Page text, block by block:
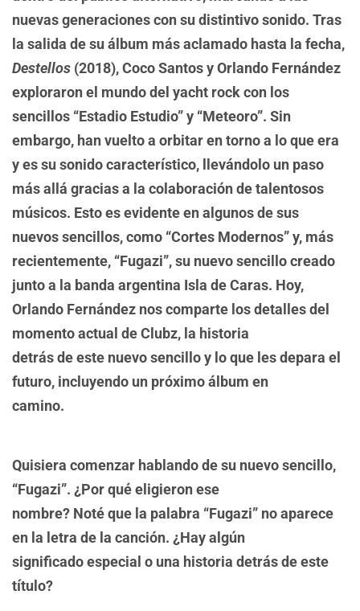
nuevas generaciones con su distintivo sonido. Tras
la salida de su álbum más aclamado hasta la fecha,
Destellos (2018), Coco Santos y Orlando Fernández
exploraron el mundo del yacht rock con los
sencillos “Estadio Estudio” y “Meteoro”. Sin
embargo, han vuelto a orbitar en torno a lo que era
y es su sonido característico, llevándolo un paso
más allá gracias a la colaboración de talentosos
músicos. Esto es evidente en algunos de sus
nuevos sencillos, como “Cortes Modernos” y, más
recientemente, “Fugazi”, su nuevo sencillo creado
junto a la banda argentina Isla de Caras. Hoy,
Orlando Fernández nos comparte los detalles del
momento actual de Clubz, la historia
detrás de este nuevo sencillo y lo que les depara el
futuro, incluyendo un próximo álbum en
camino.
Quisiera comenzar hablando de su nuevo sencillo,
“Fugazi”. ¿Por qué eligieron ese
nombre? Noté que la palabra “Fugazi” no aparece
en la letra de la canción. ¿Hay algún
significado especial o una historia detrás de este
título?